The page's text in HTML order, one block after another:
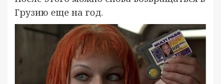
Грузию еще на год.